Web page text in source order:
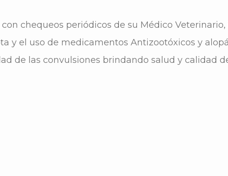
chequeos periódicos de su Médico
y el uso de medicamentos Antizootóxicos y
de las convulsiones brindando salud y calidad